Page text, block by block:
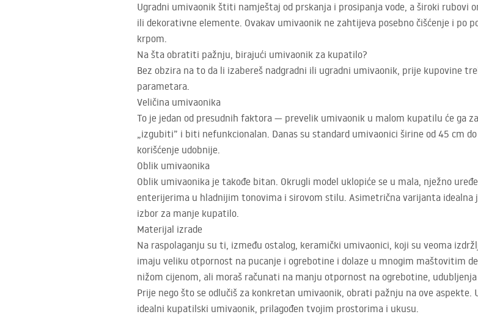
Ugradni umivaonik štiti namještaj od prskanja i prosipanja vode, a široki rubovi
ili dekorativne elemente. Ovakav umivaonik ne zahtijeva posebno čišćenje i po
krpom.
Na šta obratiti pažnju, birajući umivaonik za kupatilo?
Bez obzira na to da li izabereš nadgradni ili ugradni umivaonik, prije kupovine
parametara.
Veličina umivaonika
To je jedan od presudnih faktora — prevelik umivaonik u malom kupatilu će ga
„izgubiti” i biti nefunkcionalan. Danas su standard umivaonici širine od 45 cm
korišćenje udobnije.
Oblik umivaonika
Oblik umivaonika je takođe bitan. Okrugli model uklopiće se u mala, nježno
enterijerima u hladnijim tonovima i sirovom stilu. Asimetrična varijanta idealna
izbor za manje kupatilo.
Materijal izrade
Na raspolaganju su ti, između ostalog, keramički umivaonici, koji su veoma
imaju veliku otpornost na pucanje i ogrebotine i dolaze u mnogim maštovitim
nižom cijenom, ali moraš računati na manju otpornost na ogrebotine,
Prije nego što se odlučiš za konkretan umivaonik, obrati pažnju na ove aspekte.
idealni kupatilski umivaonik, prilagođen tvojim prostorima i ukusu.